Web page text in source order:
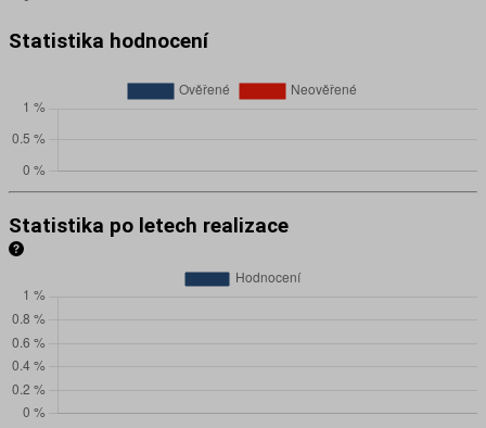
Statistika hodnocení
Statistika po letech realizace